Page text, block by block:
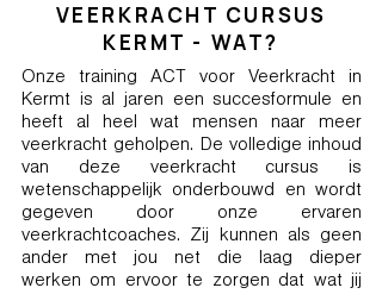
VEERKRACHT CURSUS
KERMT - WAT?
Onze training ACT voor Veerkracht in
Kermt is al jaren een succesformule en
heeft al heel wat mensen naar meer
veerkracht geholpen. De volledige inhoud
van deze veerkracht cursus is
wetenschappelijk onderbouwd en wordt
gegeven door onze ervaren
veerkrachtcoaches. Zij kunnen als geen
ander met jou net die laag dieper
werken om ervoor te zorgen dat wat jij